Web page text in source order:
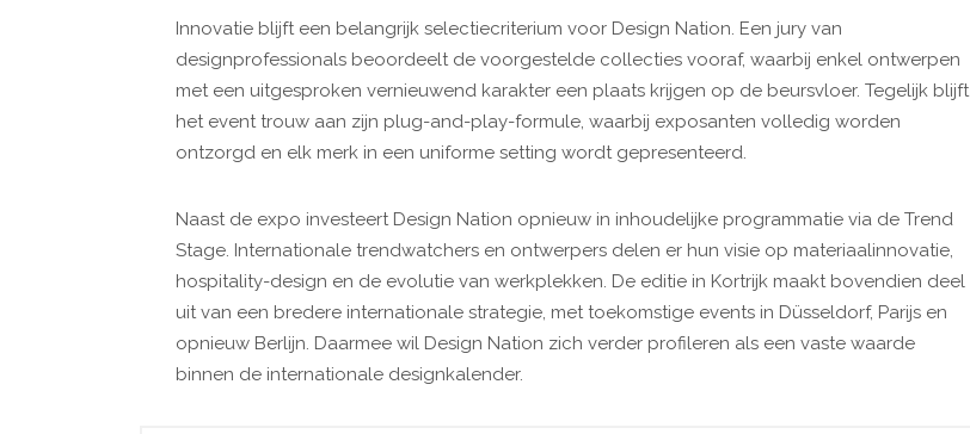
Innovatie blijft een belangrijk selectiecriterium voor Design Nation. Een jury van
designprofessionals beoordeelt de voorgestelde collecties vooraf, waarbij enkel ontwerpen
met een uitgesproken vernieuwend karakter een plaats krijgen op de beursvloer. Tegelijk blijft
het event trouw aan zijn plug-and-play-formule, waarbij exposanten volledig worden
ontzorgd en elk merk in een uniforme setting wordt gepresenteerd.
Naast de expo investeert Design Nation opnieuw in inhoudelijke programmatie via de Trend
Stage. Internationale trendwatchers en ontwerpers delen er hun visie op materiaalinnovatie,
hospitality-design en de evolutie van werkplekken. De editie in Kortrijk maakt bovendien deel
uit van een bredere internationale strategie, met toekomstige events in Düsseldorf, Parijs en
opnieuw Berlijn. Daarmee wil Design Nation zich verder profileren als een vaste waarde
binnen de internationale designkalender.